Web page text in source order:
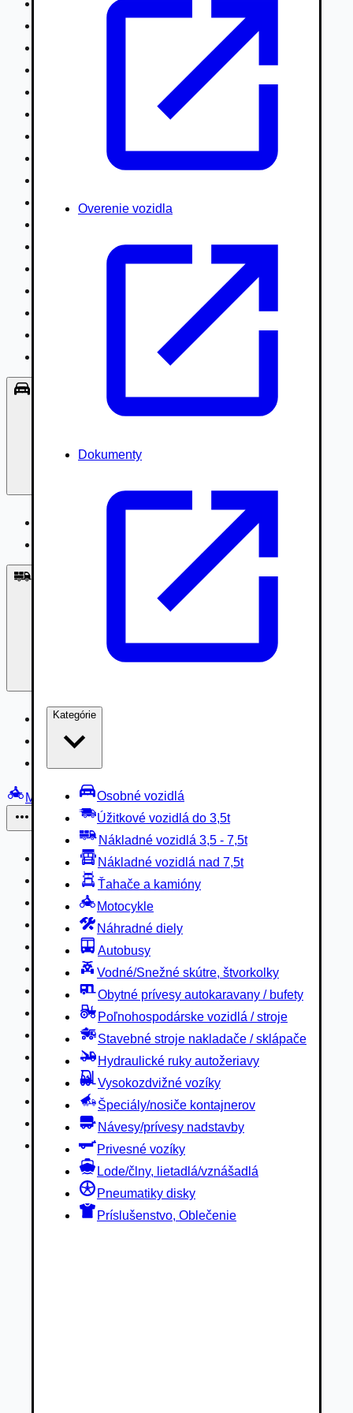
Overenie vozidla
Dokumenty
Kategórie
Osobné vozidlá
Úžitkové vozidlá do 3,5t
Nákladné vozidlá 3,5 - 7,5t
Nákladné vozidlá nad 7,5t
Ťahače a kamióny
Motocykle
Náhradné diely
Autobusy
Vodné/Snežné skútre, štvorkolky
Obytné prívesy autokaravany / bufety
Poľnohospodárske vozidlá / stroje
Stavebné stroje nakladače / sklápače
Hydraulické ruky autožeriavy
Vysokozdvižné vozíky
Špeciály/nosiče kontajnerov
Návesy/prívesy nadstavby
Privesné vozíky
Lode/člny, lietadlá/vznášadlá
Pneumatiky disky
Príslušenstvo, Oblečenie
Nákladné vozidlá nad 7,5t
Vodné/Snežné skútre, štvorkolky
Poľnohospodárske vozidlá / stroje
Hydraulické ruky autožeriavy
Špeciály/nosiče kontajnerov
Návesy/prívesy nadstavby
Lode/člny, lietadlá/vznášadlá
Príslušenstvo, Oblečenie
Nákladné vozidlá 3,5 - 7,5t
Nákladné vozidlá nad 7,5t
Motocykle
Náhradné diely
Autobusy
Vodné/Snežné skútre, štvorkolky
Obytné prívesy autokaravany / bufety
Poľnohospodárske vozidlá / stroje
Stavebné stroje nakladače / sklápače
Hydraulické ruky autožeriavy
Vysokozdvižné vozíky
Špeciály/nosiče kontajnerov
Návesy/prívesy nadstavby
Privesné vozíky
Lode/člny, lietadlá/vznášadlá
Pneumatiky disky
Príslušenstvo, Oblečenie